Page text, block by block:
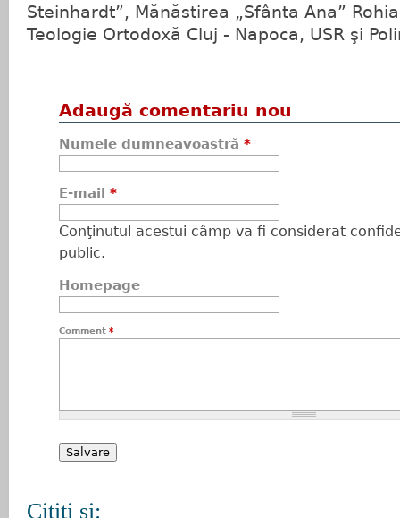
Steinhardt”, Mănăstirea „Sfânta Ana”
Teologie Ortodoxă Cluj - Napoca, USR şi
Adaugă comentariu nou
Numele dumneavoastră *
E-mail *
Conţinutul acestui câmp va fi considerat
public.
Homepage
Comment *
Citiţi şi: